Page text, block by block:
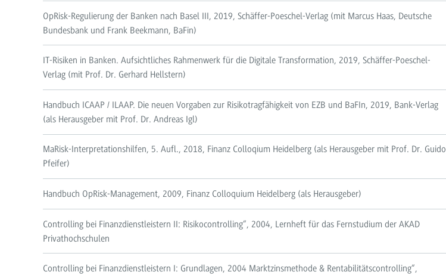
OpRisk-Regulierung der Banken nach Basel III, 2019, Schäffer-Poeschel-Verlag (mit Marcus Haas, Deutsche
Bundesbank und Frank Beekmann, BaFin)
IT-Risiken in Banken. Aufsichtliches Rahmenwerk für die Digitale Transformation, 2019, Schäffer-Poeschel-
Verlag (mit Prof. Dr. Gerhard Hellstern)
Handbuch ICAAP / ILAAP. Die neuen Vorgaben zur Risikotragfähigkeit von EZB und BaFIn, 2019, Bank-Verlag
(als Herausgeber mit Prof. Dr. Andreas Igl)
MaRisk-Interpretationshilfen, 5. Aufl., 2018, Finanz Colloqium Heidelberg (als Herausgeber mit Prof. Dr. Guido
Pfeifer)
Handbuch OpRisk-Management, 2009, Finanz Colloquium Heidelberg (als Herausgeber)
Controlling bei Finanzdienstleistern II: Risikocontrolling“, 2004, Lernheft für das Fernstudium der AKAD
Privathochschulen
Controlling bei Finanzdienstleistern I: Grundlagen, 2004 Marktzinsmethode & Rentabilitätscontrolling“,